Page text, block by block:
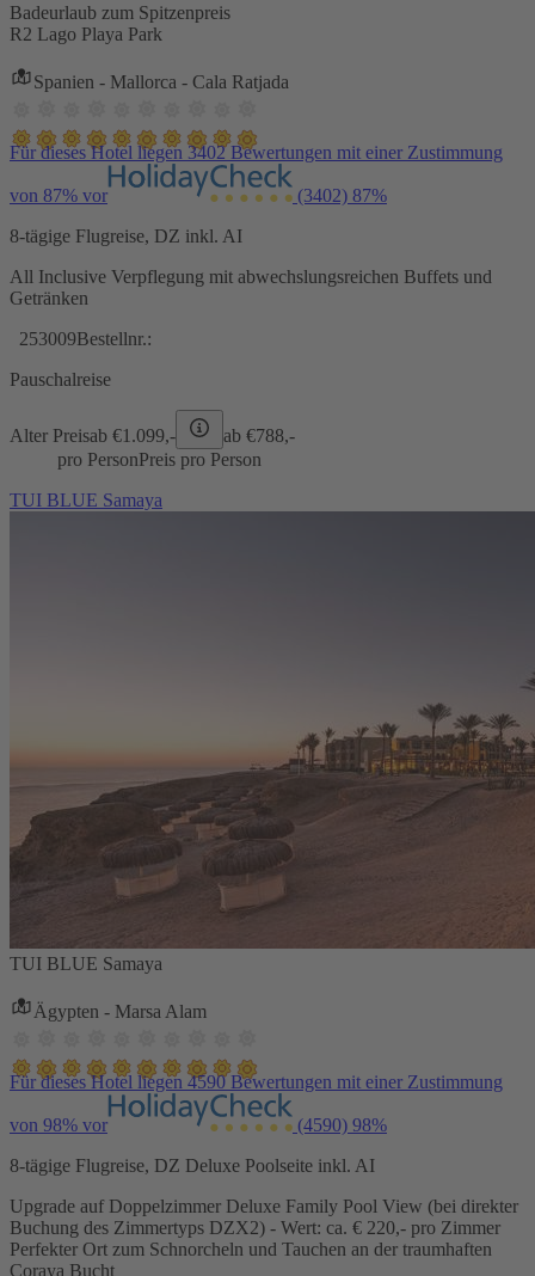
Badeurlaub zum Spitzenpreis
R2 Lago Playa Park
Spanien - Mallorca - Cala Ratjada
Für dieses Hotel liegen 3402 Bewertungen mit einer Zustimmung
von 87% vor (3402) 87%
8-tägige Flugreise, DZ inkl. AI
All Inclusive Verpflegung mit abwechslungsreichen Buffets und
Getränken
253009Bestellnr.:
Pauschalreise
Alter Preisab €1.099,- ab €788,-
pro PersonPreis pro Person
TUI BLUE Samaya
TUI BLUE Samaya
Ägypten - Marsa Alam
Für dieses Hotel liegen 4590 Bewertungen mit einer Zustimmung
von 98% vor (4590) 98%
8-tägige Flugreise, DZ Deluxe Poolseite inkl. AI
Upgrade auf Doppelzimmer Deluxe Family Pool View (bei direkter
Buchung des Zimmertyps DZX2) - Wert: ca. € 220,- pro Zimmer
Perfekter Ort zum Schnorcheln und Tauchen an der traumhaften
Coraya Bucht